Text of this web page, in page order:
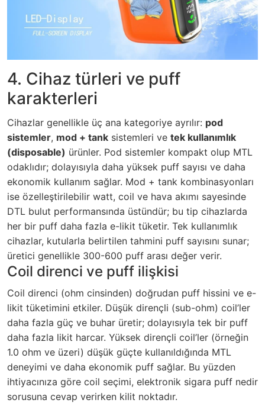
4. Cihaz türleri ve puff
karakterleri
Cihazlar genellikle üç ana kategoriye ayrılır: pod
sistemler, mod + tank sistemleri ve tek kullanımlık
(disposable) ürünler. Pod sistemler kompakt olup MTL
odaklıdır; dolayısıyla daha yüksek puff sayısı ve daha
ekonomik kullanım sağlar. Mod + tank kombinasyonları
ise özelleştirilebilir watt, coil ve hava akımı sayesinde
DTL bulut performansında üstündür; bu tip cihazlarda
her bir puff daha fazla e-likit tüketir. Tek kullanımlık
cihazlar, kutularla belirtilen tahmini puff sayısını sunar;
üretici genellikle 300-600 puff arası değer verir.
Coil direnci ve puff ilişkisi
Coil direnci (ohm cinsinden) doğrudan puff hissini ve e-
likit tüketimini etkiler. Düşük dirençli (sub-ohm) coil’ler
daha fazla güç ve buhar üretir; dolayısıyla tek bir puff
daha fazla likit harcar. Yüksek dirençli coil’ler (örneğin
1.0 ohm ve üzeri) düşük güçte kullanıldığında MTL
deneyimi ve daha ekonomik puff sağlar. Bu yüzden
ihtiyacınıza göre coil seçimi, elektronik sigara puff nedir
sorusuna cevap verirken kilit noktadır.